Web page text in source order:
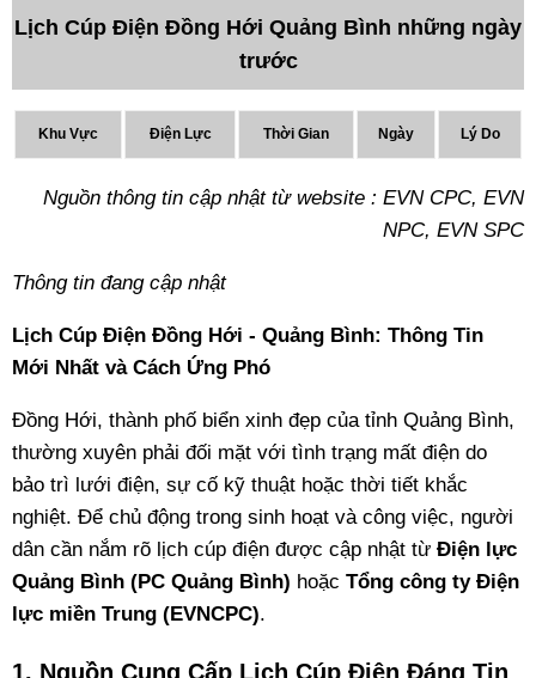
Lịch Cúp Điện Đồng Hới Quảng Bình những ngày
trước
Khu Vực Điện Lực Thời Gian Ngày Lý Do
Nguồn thông tin cập nhật từ website : EVN CPC, EVN
NPC, EVN SPC
Thông tin đang cập nhật
Lịch Cúp Điện Đồng Hới - Quảng Bình: Thông Tin
Mới Nhất và Cách Ứng Phó
Đồng Hới, thành phố biển xinh đẹp của tỉnh Quảng Bình,
thường xuyên phải đối mặt với tình trạng mất điện do
bảo trì lưới điện, sự cố kỹ thuật hoặc thời tiết khắc
nghiệt. Để chủ động trong sinh hoạt và công việc, người
dân cần nắm rõ lịch cúp điện được cập nhật từ Điện lực
Quảng Bình (PC Quảng Bình) hoặc Tổng công ty Điện
lực miền Trung (EVNCPC).
1. Nguồn Cung Cấp Lịch Cúp Điện Đáng Tin